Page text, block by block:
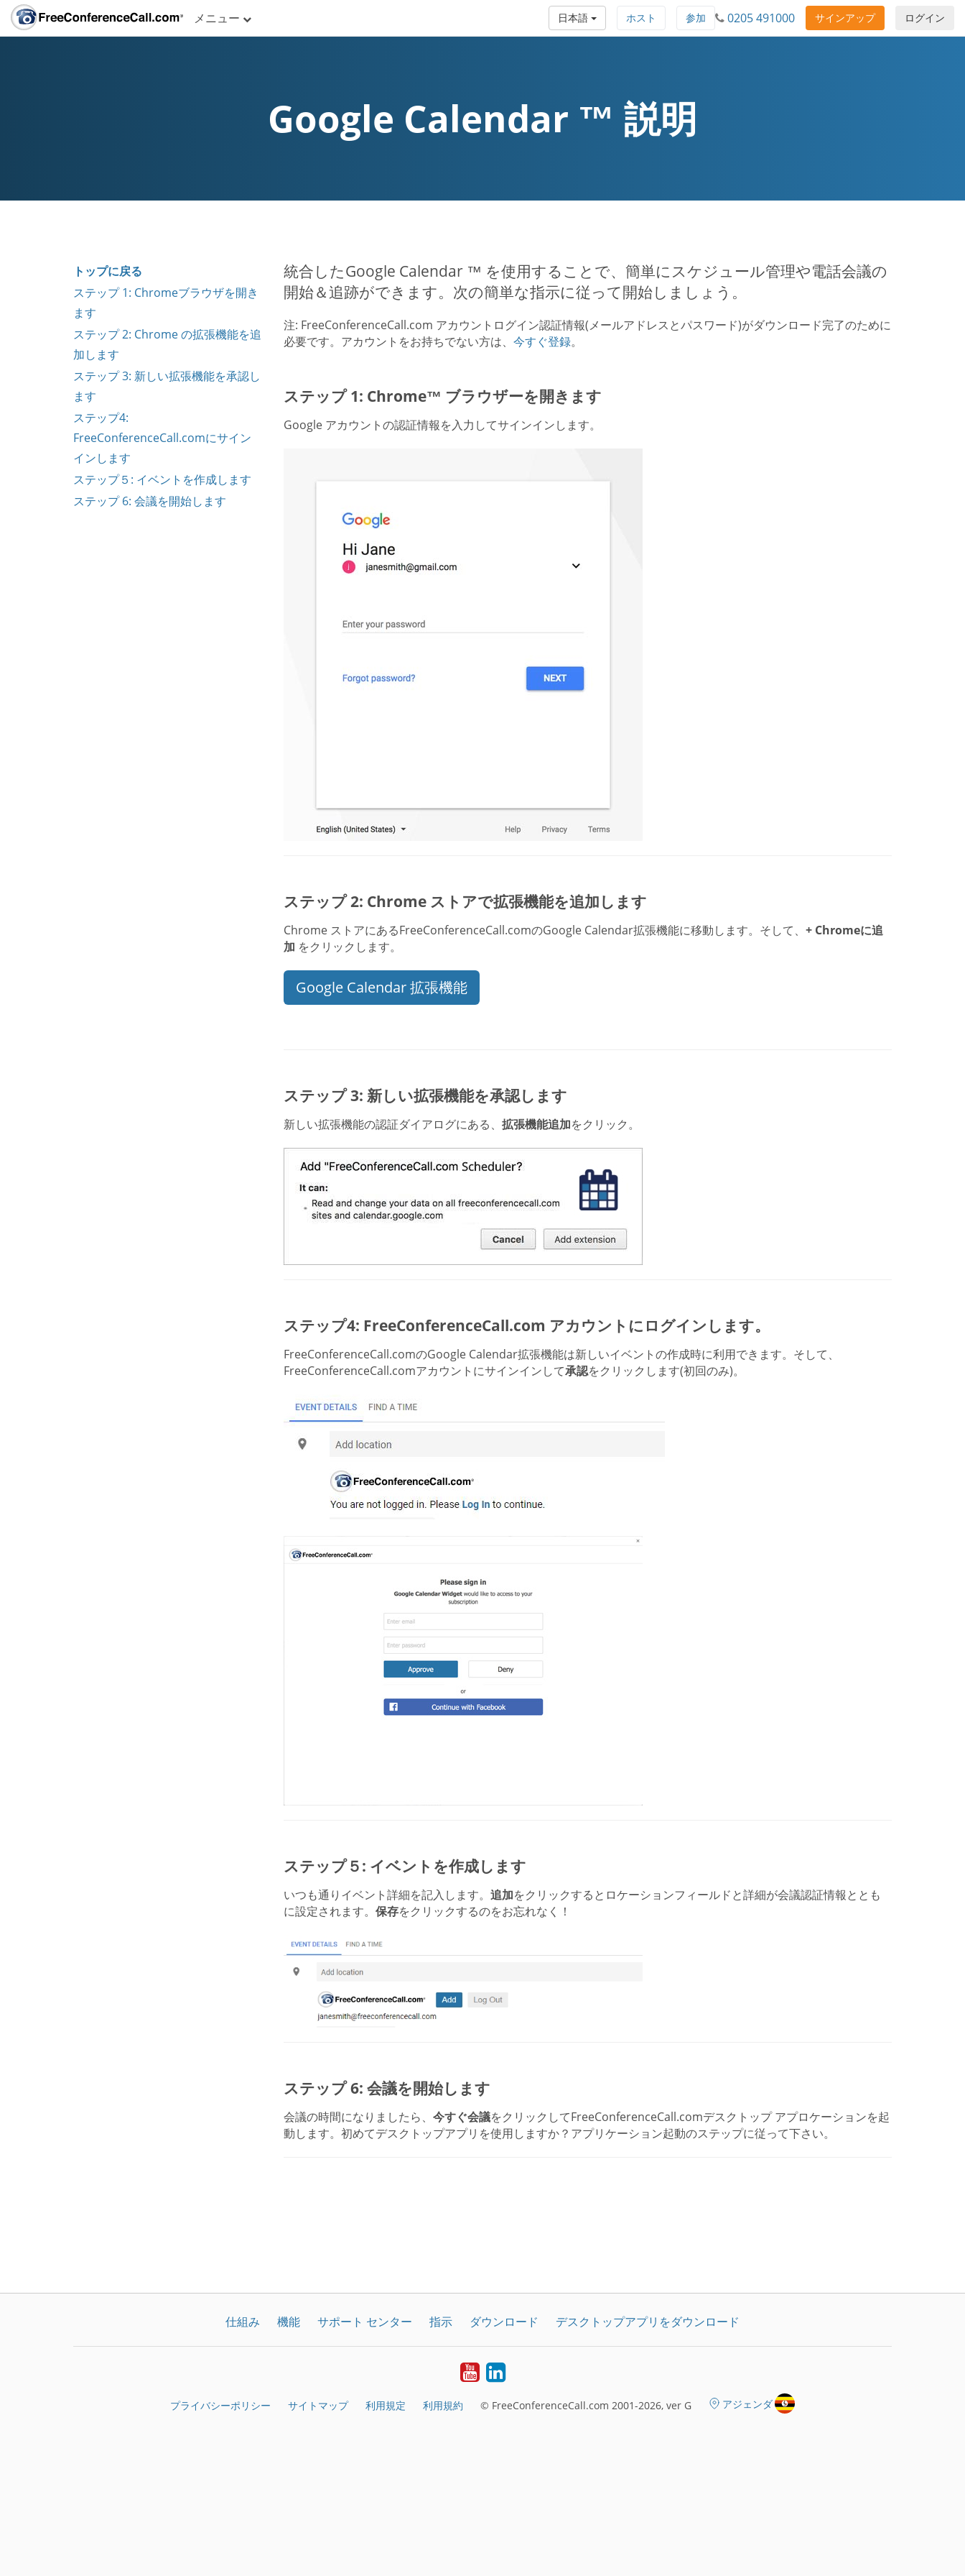
メニュー ログイン
サインアップ
0205 491000
参加
ホスト
日本語
Google Calendar ™ 説明
トップに戻る
ステップ 1: Chromeブラウザを開き
ます
ステップ 2: Chrome の拡張機能を追
加します
ステップ 3: 新しい拡張機能を承認し
ます
ステップ4:
FreeConferenceCall.comにサイン
インします
ステップ５: イベントを作成します
ステップ 6: 会議を開始します
統合したGoogle Calendar ™ を使用することで、簡単にスケジュール管理や電話会議の
開始＆追跡ができます。次の簡単な指示に従って開始しましょう。
注: FreeConferenceCall.com アカウントログイン認証情報(メールアドレスとパスワード)がダウンロード完了のために
必要です。アカウントをお持ちでない方は、 今すぐ登録。
ステップ 1: Chrome™ ブラウザーを開きます
Google アカウントの認証情報を入力してサインインします。
ステップ 2: Chrome ストアで拡張機能を追加します
Chrome ストアにあるFreeConferenceCall.comのGoogle Calendar拡張機能に移動します。そして、 + Chromeに追
加 をクリックします。
Google Calendar 拡張機能
ステップ 3: 新しい拡張機能を承認します
新しい拡張機能の認証ダイアログにある、 拡張機能追加をクリック。
ステップ4: FreeConferenceCall.com アカウントにログインします。
FreeConferenceCall.comのGoogle Calendar拡張機能は新しいイベントの作成時に利用できます。そして、
FreeConferenceCall.comアカウントにサインインして承認をクリックします(初回のみ)。
ステップ５: イベントを作成します
いつも通りイベント詳細を記入します。 追加をクリックするとロケーションフィールドと詳細が会議認証情報ととも
に設定されます。 保存をクリックするのをお忘れなく！
ステップ 6: 会議を開始します
会議の時間になりましたら、 今すぐ会議をクリックしてFreeConferenceCall.comデスクトップ アプロケーションを起
動します。初めてデスクトップアプリを使用しますか？アプリケーション起動のステップに従って下さい。
仕組み 機能 サポート センター 指示 ダウンロード デスクトップアプリをダウンロード
YouTubeLinkedIn
プライバシーポリシー サイトマップ 利用規定 利用規約 © FreeConferenceCall.com 2001-2026, ver G アジェンダ